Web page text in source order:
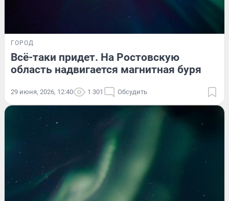
ГОРОД
Всё-таки придет. На Ростовскую
область надвигается магнитная буря
29 июня, 2026, 12:40 1 301 Обсудить